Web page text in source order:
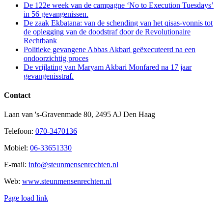
De 122e week van de campagne ‘No to Execution Tuesdays’
in 56 gevangenissen.
De zaak Ekbatana: van de schending van het qisas-vonnis tot
de oplegging van de doodstraf door de Revolutionaire
Rechtbank
Politieke gevangene Abbas Akbari geëxecuteerd na een
ondoorzichtig proces
De vrijlating van Maryam Akbari Monfared na 17 jaar
gevangenisstraf.
Contact
Laan van 's-Gravenmade 80, 2495 AJ Den Haag
Telefoon: 070-3470136
Mobiel: 06-33651330
E-mail: info@steunmensenrechten.nl
Web: www.steunmensenrechten.nl
Page load link